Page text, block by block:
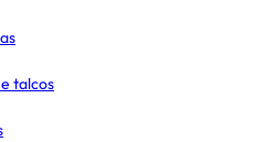
talcos